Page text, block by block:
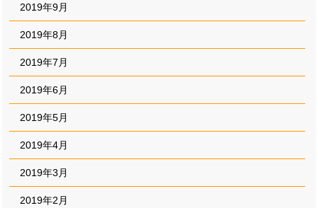
2019年9月
2019年8月
2019年7月
2019年6月
2019年5月
2019年4月
2019年3月
2019年2月